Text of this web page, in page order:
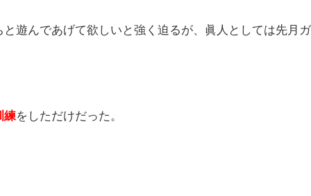
遊んであげて欲しいと強く迫るが、眞人としては先月ガ
練をしただけだった。